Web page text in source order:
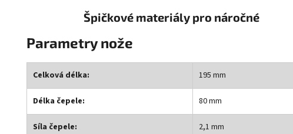
Špičkové materiály pro náročné
Parametry nože
Celková délka: 195 mm
Délka čepele: 80 mm
Síla čepele: 2,1 mm